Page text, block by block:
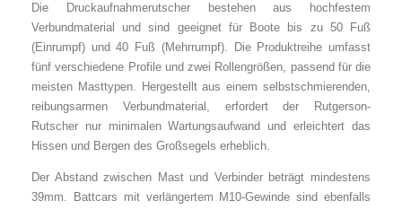
Die Druckaufnahmerutscher bestehen aus hochfestem
Verbundmaterial und sind geeignet für Boote bis zu 50 Fuß
(Einrumpf) und 40 Fuß (Mehrrumpf). Die Produktreihe umfasst
fünf verschiedene Profile und zwei Rollengrößen, passend für die
meisten Masttypen. Hergestellt aus einem selbstschmierenden,
reibungsarmen Verbundmaterial, erfordert der Rutgerson-
Rutscher nur minimalen Wartungsaufwand und erleichtert das
Hissen und Bergen des Großsegels erheblich.
Der Abstand zwischen Mast und Verbinder beträgt mindestens
39mm. Battcars mit verlängertem M10-Gewinde sind ebenfalls